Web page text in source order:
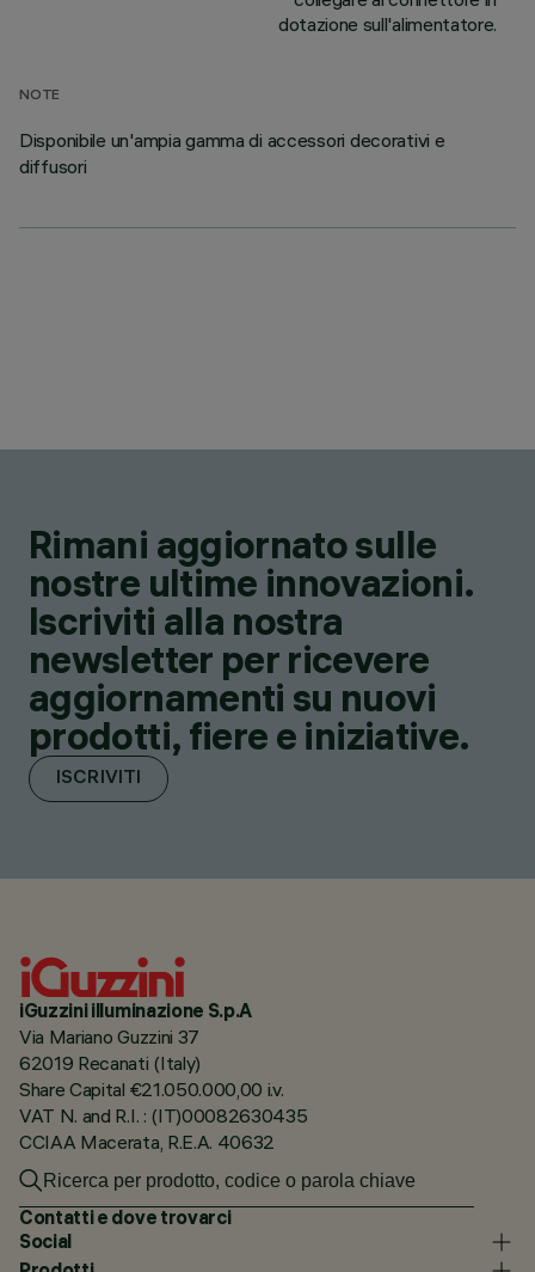
dotazione sull'alimentatore.
NOTE
Disponibile un'ampia gamma di accessori decorativi e
diffusori
Rimani aggiornato sulle
nostre ultime innovazioni.
Iscriviti alla nostra
newsletter per ricevere
aggiornamenti su nuovi
prodotti, fiere e iniziative.
ISCRIVITI
iGuzzini illuminazione S.p.A
Via Mariano Guzzini 37
62019 Recanati (Italy)
Share Capital €21.050.000,00 i.v.
VAT N. and R.I. : (IT)00082630435
CCIAA Macerata, R.E.A. 40632
Contatti e dove trovarci
Social